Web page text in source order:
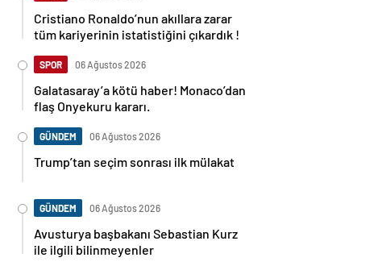
Cristiano Ronaldo’nun akıllara zarar
tüm kariyerinin istatistiğini çıkardık !
SPOR 06 Ağustos 2026
Galatasaray’a kötü haber! Monaco’dan
flaş Onyekuru kararı.
GÜNDEM 06 Ağustos 2026
Trump’tan seçim sonrası ilk mülakat
GÜNDEM 06 Ağustos 2026
Avusturya başbakanı Sebastian Kurz
ile ilgili bilinmeyenler